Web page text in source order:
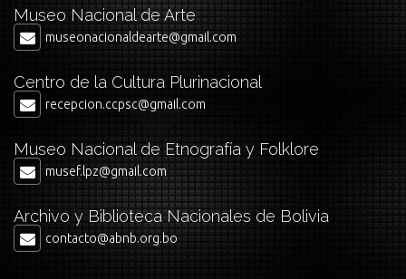
Museo Nacional de Arte
museonacionaldearte@gmail.com
Centro de la Cultura Plurinacional
recepcion.ccpsc@gmail.com
Museo Nacional de Etnografía y Folklore
musef.lpz@gmail.com
Archivo y Biblioteca Nacionales de Bolivia
contacto@abnb.org.bo